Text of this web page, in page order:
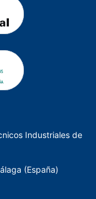
Industriales de
(España)